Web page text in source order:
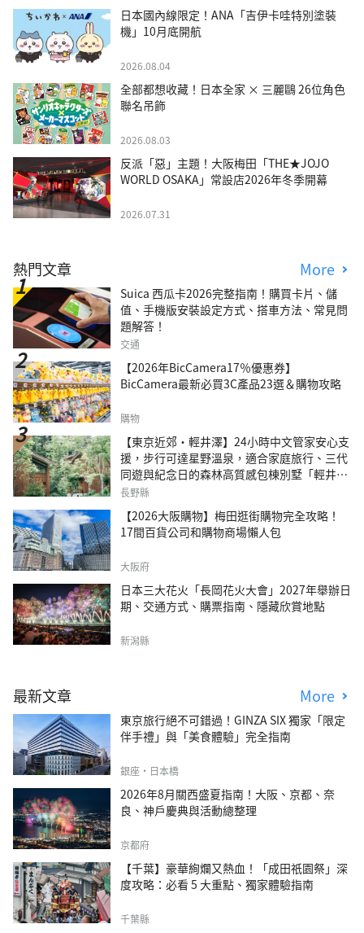
日本國內線限定！ANA「吉伊卡哇特別塗裝
機」10月底開航
2026.08.04
全部都想收藏！日本全家 × 三麗鷗 26位角色
聯名吊飾
2026.08.03
反派「惡」主題！大阪梅田「THE★JOJO
WORLD OSAKA」常設店2026年冬季開幕
2026.07.31
熱門文章 More
Suica 西瓜卡2026完整指南！購買卡片、儲
值、手機版安裝設定方式、搭車方法、常見問
題解答！
交通
【2026年BicCamera17％優惠券】
BicCamera最新必買3C產品23選＆購物攻略
購物
【東京近郊・輕井澤】24小時中文管家安心支
援，步行可達星野溫泉，適合家庭旅行、三代
同遊與紀念日的森林高質感包棟別墅「輕井澤
森四季VILLA」
長野縣
【2026大阪購物】梅田逛街購物完全攻略！
17間百貨公司和購物商場懶人包
大阪府
日本三大花火「長岡花火大會」2027年舉辦日
期、交通方式、購票指南、隱藏欣賞地點
新潟縣
最新文章 More
東京旅行絕不可錯過！GINZA SIX 獨家「限定
伴手禮」與「美食體驗」完全指南
銀座・日本橋
2026年8月關西盛夏指南！大阪、京都、奈
良、神戶慶典與活動總整理
京都府
【千葉】豪華絢爛又熱血！「成田祇園祭」深
度攻略：必看 5 大重點、獨家體驗指南
千葉縣